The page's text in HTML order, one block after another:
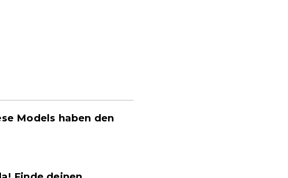
Models haben den